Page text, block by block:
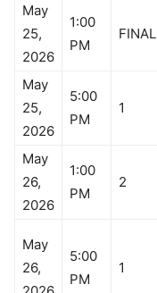
May
25,
2026
1:00
PM
FINAL
May
25,
2026
5:00
PM
1
May
26,
2026
1:00
PM
2
May
26,
5:00
PM
1